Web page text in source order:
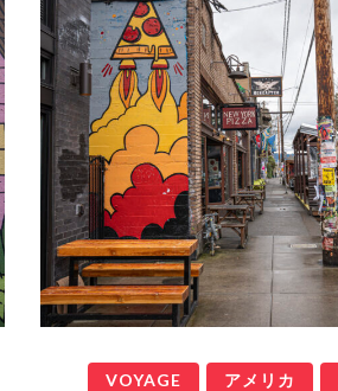
VOYAGE アメリカ